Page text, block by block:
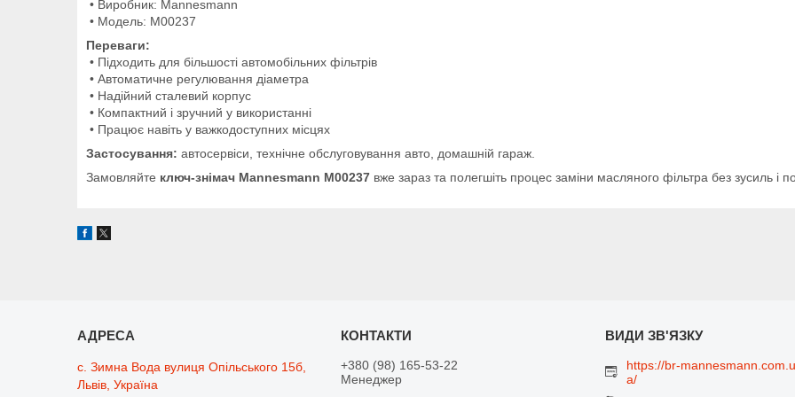
• Виробник: Mannesmann
• Модель: M00237
Переваги:
• Підходить для більшості автомобільних фільтрів
• Автоматичне регулювання діаметра
• Надійний сталевий корпус
• Компактний і зручний у використанні
• Працює навіть у важкодоступних місцях
Застосування: автосервіси, технічне обслуговування авто, домашній гараж.
Замовляйте ключ-знімач Mannesmann M00237 вже зараз та полегшіть процес заміни масляного фільтра без зусиль і
с. Зимна Вода вулиця Опільського 15б,
Львів, Україна
+380 (98) 165-53-22
Менеджер
https://br-mannesmann.com.u
a/